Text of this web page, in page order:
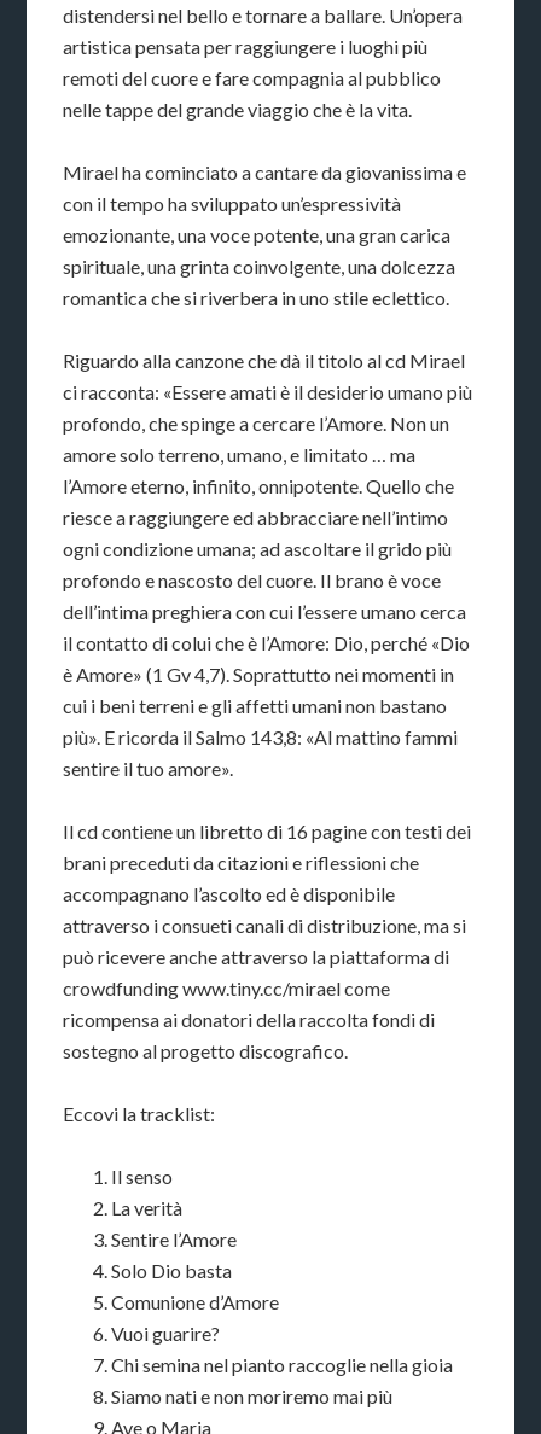
distendersi nel bello e tornare a ballare. Un’opera
artistica pensata per raggiungere i luoghi più
remoti del cuore e fare compagnia al pubblico
nelle tappe del grande viaggio che è la vita.
Mirael ha cominciato a cantare da giovanissima e
con il tempo ha sviluppato un’espressività
emozionante, una voce potente, una gran carica
spirituale, una grinta coinvolgente, una dolcezza
romantica che si riverbera in uno stile eclettico.
Riguardo alla canzone che dà il titolo al cd Mirael
ci racconta: «Essere amati è il desiderio umano più
profondo, che spinge a cercare l’Amore. Non un
amore solo terreno, umano, e limitato … ma
l’Amore eterno, infinito, onnipotente. Quello che
riesce a raggiungere ed abbracciare nell’intimo
ogni condizione umana; ad ascoltare il grido più
profondo e nascosto del cuore. Il brano è voce
dell’intima preghiera con cui l’essere umano cerca
il contatto di colui che è l’Amore: Dio, perché «Dio
è Amore» (1 Gv 4,7). Soprattutto nei momenti in
cui i beni terreni e gli affetti umani non bastano
più». E ricorda il Salmo 143,8: «Al mattino fammi
sentire il tuo amore».
Il cd contiene un libretto di 16 pagine con testi dei
brani preceduti da citazioni e riflessioni che
accompagnano l’ascolto ed è disponibile
attraverso i consueti canali di distribuzione, ma si
può ricevere anche attraverso la piattaforma di
crowdfunding www.tiny.cc/mirael come
ricompensa ai donatori della raccolta fondi di
sostegno al progetto discografico.
Eccovi la tracklist:
Il senso
La verità
Sentire l’Amore
Solo Dio basta
Comunione d’Amore
Vuoi guarire?
Chi semina nel pianto raccoglie nella gioia
Siamo nati e non moriremo mai più
Ave o Maria